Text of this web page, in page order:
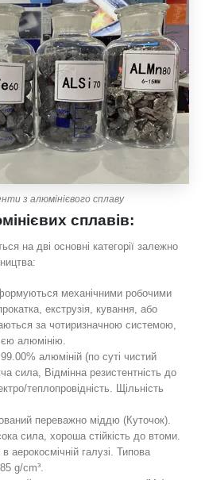
з алюмінієвого сплаву
сплавів:
на дві основні категорії залежно
механічними робочими
екструзія, кування, або
за чотиризначною системою,
алюмінію.
алюміній (по суті чистий
сила, Відмінна резистентність до
теплопровідність. Щільність
переважно міддю (Куточок).
сила, хороша стійкість до втоми.
аерокосмічній галузі. Типова
g/cm³.